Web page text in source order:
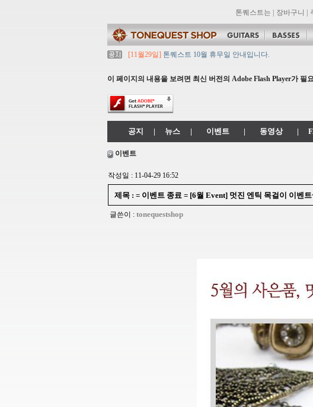
톤퀘스트는 장바구니
[11월29일] 톤퀘스트 10월 휴무일 안내입니다.
[11월29일]톤퀘스트쇼핑몰 리뉴얼 되었습니다. -> .com 에
[11월29일]
[대리점 모집] Gretsch, Jackson 대리점 모집!!
이 페이지의 내용을 보려면 최신 버전의 Adobe Flash Player가 필
공지 | 뉴스 | 이벤트 | 동영상 |
이벤트
작성일 : 11-04-29 16:52
제목 : = 이벤트 종료 = [6월 Event] 멋진 엔틱 목걸이 이벤
글쓴이 : tonequestshop